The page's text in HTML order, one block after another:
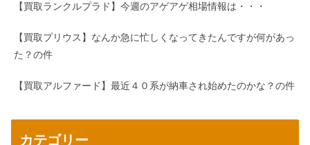
【買取ランクルプラド】今週のアゲアゲ相場情報は・・・
【買取プリウス】なんか急に忙しくなってきたんですが何があっ
た？の件
【買取アルファード】最近４０系が納車され始めたのかな？の件
カテゴリー